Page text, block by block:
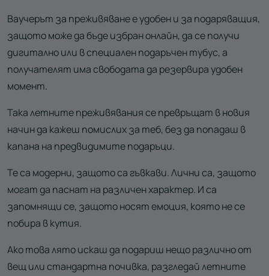
Ваучерът за преживяване е удобен и за подаряващия,
защото може да бъде избран онлайн, да се получи
дигитално или в специален подаръчен тубус, а
получателят има свободата да резервира удобен
момент.
Така летните преживявания се превръщат в новия
начин да кажеш помислих за теб, без да попадаш в
капана на предвидимите подаръци.
Те са модерни, защото са гъвкави. Лични са, защото
могат да паснат на различен характер. И са
запомнящи се, защото носят емоция, която не се
побира в кутия.
Ако това лято искаш да подариш нещо различно от
вещ или стандартна почивка, разгледай летните